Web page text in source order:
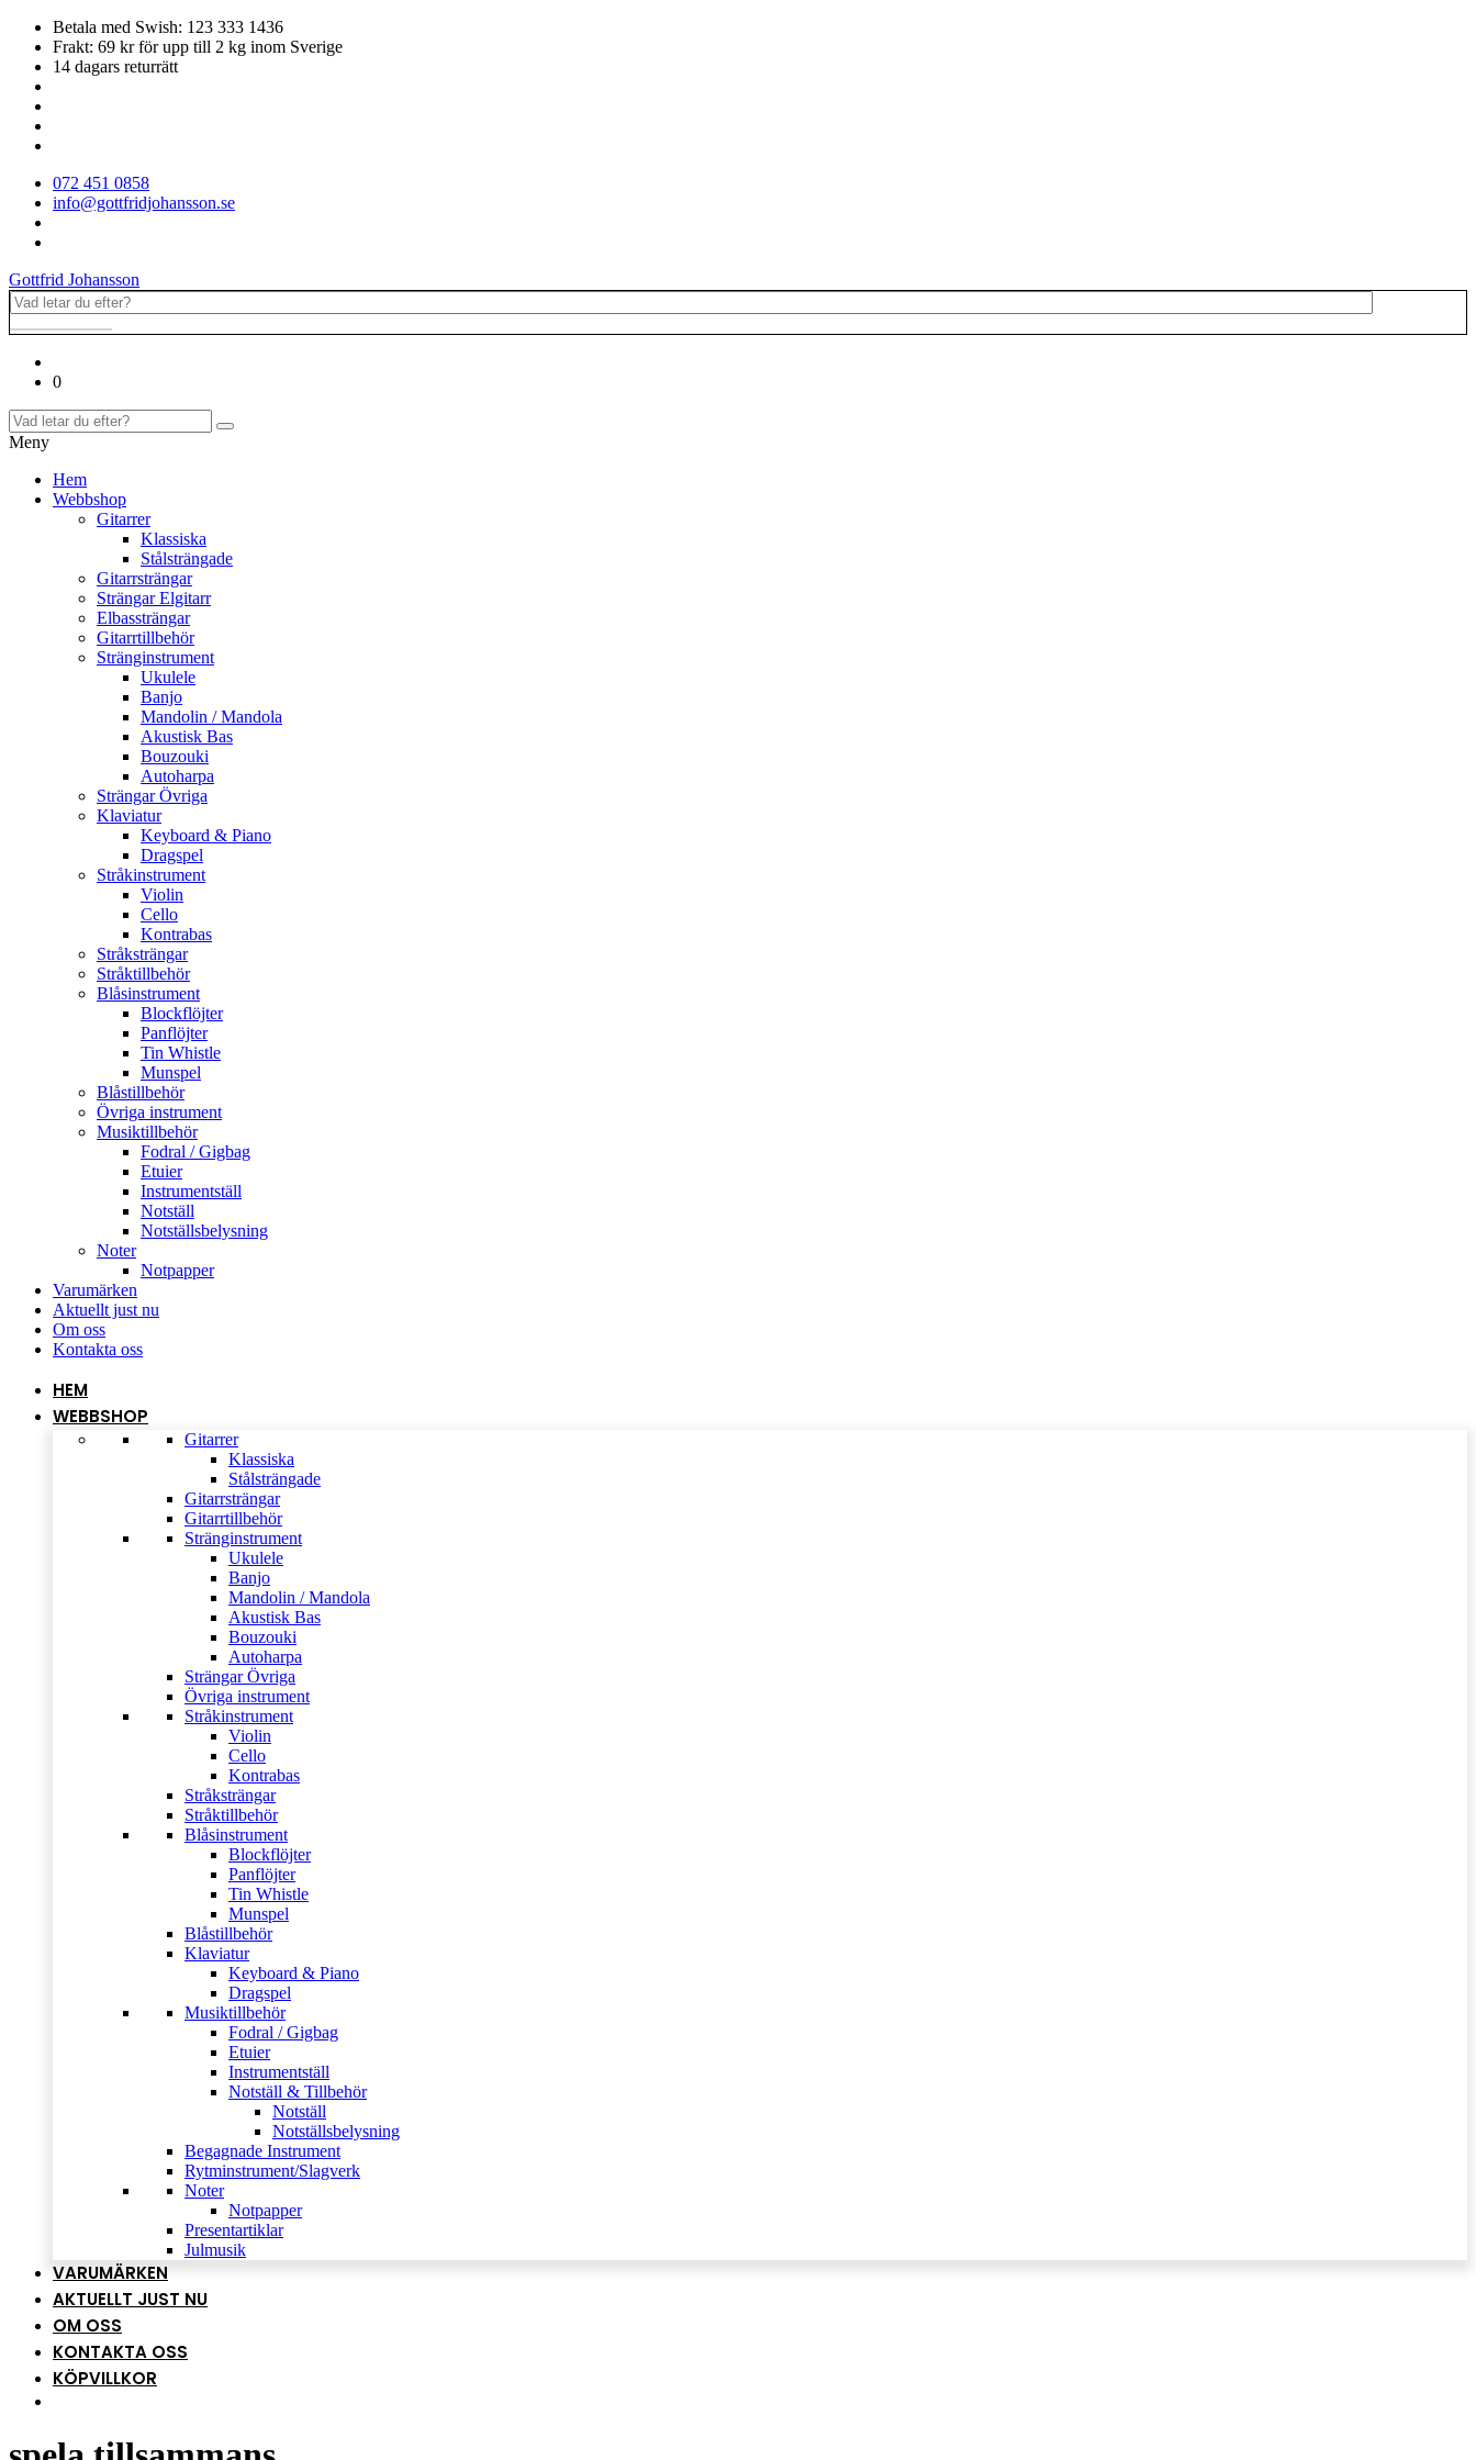
Betala med Swish: 123 333 1436
Frakt: 69 kr för upp till 2 kg inom Sverige
14 dagars returrätt
072 451 0858
info@gottfridjohansson.se
Gottfrid Johansson
0
Meny
Hem
Webbshop
Gitarrer
Klassiska
Stålsträngade
Gitarrsträngar
Strängar Elgitarr
Elbassträngar
Gitarrtillbehör
Stränginstrument
Ukulele
Banjo
Mandolin / Mandola
Akustisk Bas
Bouzouki
Autoharpa
Strängar Övriga
Klaviatur
Keyboard & Piano
Dragspel
Stråkinstrument
Violin
Cello
Kontrabas
Stråksträngar
Stråktillbehör
Blåsinstrument
Blockflöjter
Panflöjter
Tin Whistle
Munspel
Blåstillbehör
Övriga instrument
Musiktillbehör
Fodral / Gigbag
Etuier
Instrumentställ
Notställ
Notställsbelysning
Noter
Notpapper
Varumärken
Aktuellt just nu
Om oss
Kontakta oss
HEM
WEBBSHOP
Gitarrer
Klassiska
Stålsträngade
Gitarrsträngar
Gitarrtillbehör
Stränginstrument
Ukulele
Banjo
Mandolin / Mandola
Akustisk Bas
Bouzouki
Autoharpa
Strängar Övriga
Övriga instrument
Stråkinstrument
Violin
Cello
Kontrabas
Stråksträngar
Stråktillbehör
Blåsinstrument
Blockflöjter
Panflöjter
Tin Whistle
Munspel
Blåstillbehör
Klaviatur
Keyboard & Piano
Dragspel
Musiktillbehör
Fodral / Gigbag
Etuier
Instrumentställ
Notställ & Tillbehör
Notställ
Notställsbelysning
Begagnade Instrument
Rytminstrument/Slagverk
Noter
Notpapper
Presentartiklar
Julmusik
VARUMÄRKEN
AKTUELLT JUST NU
OM OSS
KONTAKTA OSS
KÖPVILLKOR